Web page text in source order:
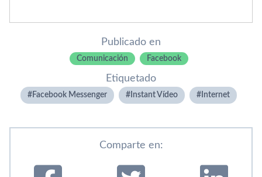
Publicado en
Comunicación Facebook
Etiquetado
Facebook Messenger Instant Ví­deo Internet
Comparte en: